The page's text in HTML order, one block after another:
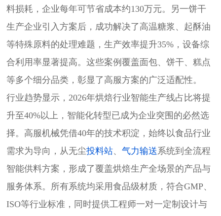
料损耗，企业每年可节省成本约130万元。另一饼干
生产企业引入方案后，成功解决了高温糖浆、起酥油
等特殊原料的处理难题，生产效率提升35%，设备综
合利用率显著提高。这些案例覆盖面包、饼干、糕点
等多个细分品类，彰显了高服方案的广泛适配性。
行业趋势显示，2026年烘焙行业智能生产线占比将提
升至40%以上，智能化转型已成为企业突围的必然选
择。高服机械凭借40年的技术积淀，始终以食品行业
需求为导向，从无尘投料站、 气力输送系统到全流程
智能供料方案，形成了覆盖烘焙生产全场景的产品与
服务体系。所有系统均采用食品级材质，符合GMP、
ISO等行业标准，同时提供工程师一对一定制设计与